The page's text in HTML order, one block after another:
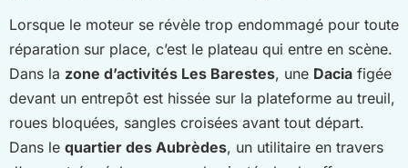
Lorsque le moteur se révèle trop endommagé pour toute
réparation sur place, c’est le plateau qui entre en scène.
Dans la zone d’activités Les Barestes, une Dacia figée
devant un entrepôt est hissée sur la plateforme au treuil,
roues bloquées, sangles croisées avant tout départ.
Dans le quartier des Aubrèdes, un utilitaire en travers